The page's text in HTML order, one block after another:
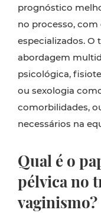
prognóstico
no processo,
especializados.
abordagem
psicológica,
ou sexologia
comorbilidades,
necessários na
Qual é o
pélvica no
vaginismo?